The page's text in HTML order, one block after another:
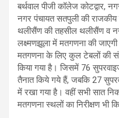
बर्थवाल पीजी कॉलेज कोटद्वार,
नगर पंचायत सतपुली की
थलीसैंण की तहसील थलीसैंण व
लक्ष्मणझूला में मतगणना की
मतगणना के लिए कुल टेबलों की
किया गया है। जिसमें 76
तैनात किये गये हैं, जबकि 27
में रखा गया है। वहीं सभी सात
मतगणना स्थलों का निरीक्षण भी